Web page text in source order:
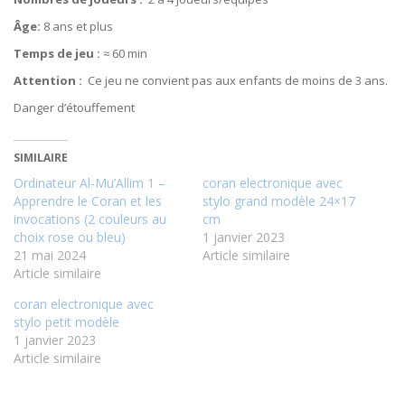
Âge: 8 ans et plus
Temps de jeu : ≈ 60 min
Attention : Ce jeu ne convient pas aux enfants de moins de 3 ans.
Danger d’étouffement
SIMILAIRE
Ordinateur Al-Mu’Allim 1 –
Apprendre le Coran et les
invocations (2 couleurs au
choix rose ou bleu)
21 mai 2024
Article similaire
coran electronique avec
stylo grand modèle 24×17
cm
1 janvier 2023
Article similaire
coran electronique avec
stylo petit modèle
1 janvier 2023
Article similaire